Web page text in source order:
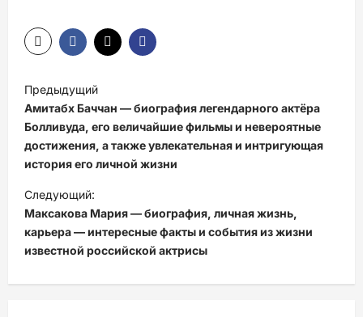
а
в
и
а
ц
и
я
Предыдущий
Амитабх Баччан — биография легендарного актёра
Болливуда, его величайшие фильмы и невероятные
достижения, а также увлекательная и интригующая
история его личной жизни
Следующий:
Максакова Мария — биография, личная жизнь,
карьера — интересные факты и события из жизни
известной российской актрисы